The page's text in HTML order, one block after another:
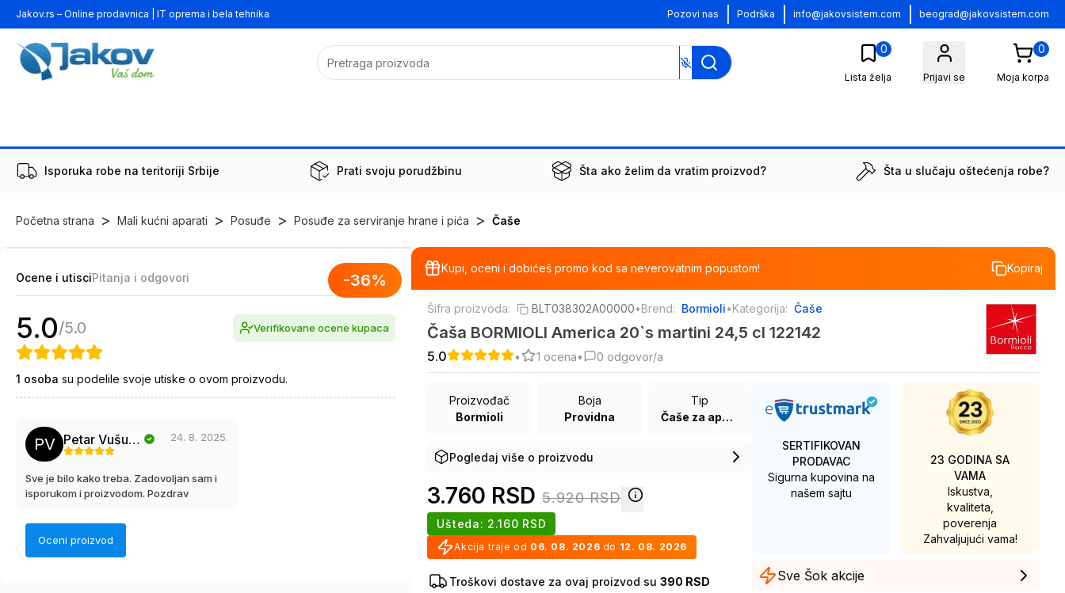
Jakov.rs – Online prodavnica | IT oprema i bela tehnika Pozovi nas Podrška info@jakovsistem.com beograd@jakovsistem.com
0
Lista želja Prijavi se
0
Moja korpa
Isporuka robe na teritoriji Srbije Prati svoju porudžbinu Šta ako želim da vratim proizvod? Šta u slučaju oštećenja robe?
Početna strana > Mali kućni aparati > Posuđe > Posuđe za serviranje hrane i pića > Čaše
-36%
Ocene i utisciPitanja i odgovori
5.0/5.0 Verifikovane ocene kupaca
1 osoba su podelile svoje utiske o ovom proizvodu.
PV Petar Vušurović 24. 8. 2025.
Sve je bilo kako treba. Zadovoljan sam i
isporukom i proizvodom. Pozdrav
Oceni proizvod
Kupi, oceni i dobićeš promo kod sa neverovatnim popustom! Kopiraj
Šifra proizvoda: BLT038302A00000•Brend: Bormioli•Kategorija: Čaše
Čaša BORMIOLI America 20`s martini 24,5 cl 122142
5.0 • 1 ocena• 0 odgovor/a
Proizvođač
Bormioli
Boja
Providna
Tip
Čaše za aperitiv
Pogledaj više o proizvodu
3.760 RSD 5.920RSD
Ušteda: 2.160 RSD
Akcija traje od 06. 08. 2026 do 12. 08. 2026
Troškovi dostave za ovaj proizvod su 390 RSD
SERTIFIKOVAN
PRODAVAC
Sigurna kupovina na
našem sajtu
23 GODINA SA
VAMA
Iskustva,
kvaliteta,
poverenja
Zahvaljujući vama!
Sve Šok akcije